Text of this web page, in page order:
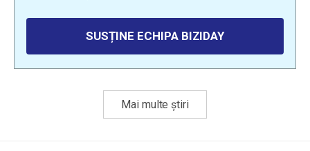
SUSȚINE ECHIPA BIZIDAY
Mai multe știri